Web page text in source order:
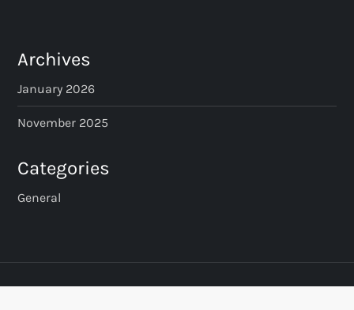
s
p
a
g
i
Archives
January 2026
November 2025
Categories
General